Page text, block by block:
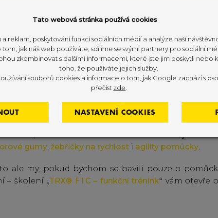
Funkční trénink
je oblíbenou formou cvičení už pěknou řadu let a
TRX® - kompletní fitness centrum v jednom
dokážete perfektně procvičit celé tělo, posílit
gumy, žebříčky na rychlost i agility pomůcky.
ale my, pokud bychom se bavili pouze o
– školení „TRX® FTC – funkční trénink“ vám otevře
Tato webová stránka používá cookies
a reklam, poskytování funkcí sociálních médií a analýze naší
jak náš web používáte, sdílíme se svými partnery pro sociální
zkombinovat s dalšími informacemi, které jste jim poskytli nebo
toho, že používáte jejich služby.
souborů cookiesa informace o tom, jak Google zachází s
přečíst zde
NASTAVENÍ COOKIES